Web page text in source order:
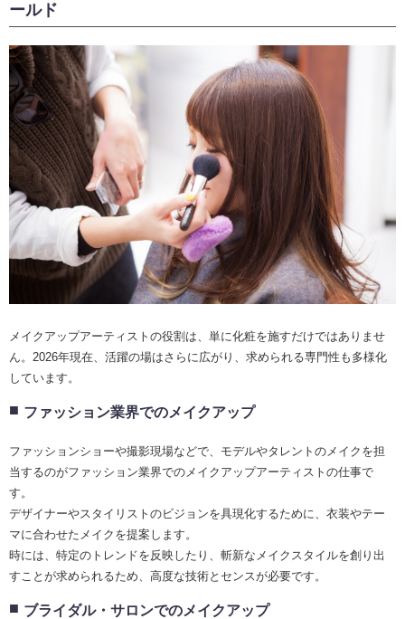
ールド
メイクアップアーティストの役割は、単に化粧を施すだけではありませ
ん。2026年現在、活躍の場はさらに広がり、求められる専門性も多様化
しています。
ファッション業界でのメイクアップ
ファッションショーや撮影現場などで、モデルやタレントのメイクを担
当するのがファッション業界でのメイクアップアーティストの仕事で
す。
デザイナーやスタイリストのビジョンを具現化するために、衣装やテー
マに合わせたメイクを提案します。
時には、特定のトレンドを反映したり、斬新なメイクスタイルを創り出
すことが求められるため、高度な技術とセンスが必要です。
ブライダル・サロンでのメイクアップ